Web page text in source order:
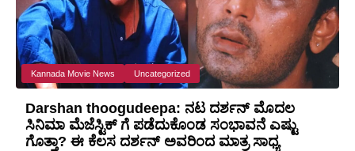
Kannada Movie News Uncategorized
Darshan thoogudeepa: ನಟ ದರ್ಶನ್ ಮೊದಲ
ಸಿನಿಮಾ ಮೆಜೆಸ್ಟಿಕ್ ಗೆ ಪಡೆದುಕೊಂಡ ಸಂಭಾವನೆ ಎಷ್ಟು
ಗೊತ್ತಾ? ಈ ಕೆಲಸ ದರ್ಶನ್ ಅವರಿಂದ ಮಾತ್ರ ಸಾಧ್ಯ